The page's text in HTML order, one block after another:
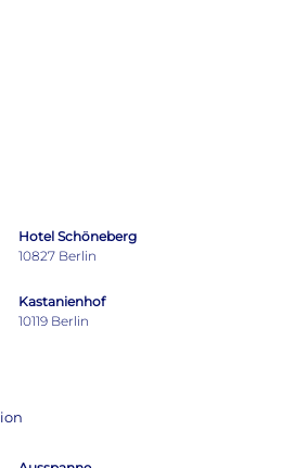
Hotel Schöneberg
10827 Berlin
Kastanienhof
10119 Berlin